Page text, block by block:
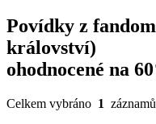
Povídky z
království)
ohodnocené na
Celkem vybráno 1